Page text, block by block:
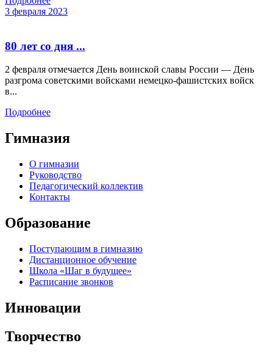
3 февраля 2023
80 лет со дня ...
2 февраля отмечается День воинской славы России — День
разгрома советскими войсками немецко-фашистских войск
в...
Подробнее
Гимназия
О гимназии
Руководство
Педагогический коллектив
Контакты
Образование
Поступающим в гимназию
Дистанционное обучение
Школа «Шаг в будущее»
Расписание звонков
Инновации
Творчество